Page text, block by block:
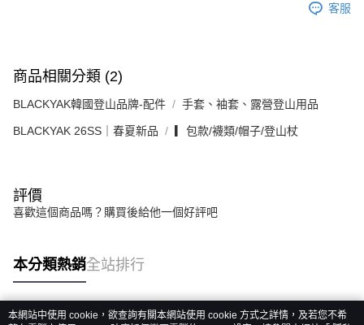
客服
商品相關分類 (2)
BLACKYAK韓國登山品牌-配件 手套、袖套、露營登山用品
BLACKYAK 26SS｜春夏新品 ▎包款/襪類/帽子/登山杖
評價
喜歡這個商品嗎？購買後給他一個好評吧
本分類熱銷全站排行
本網站中使用 cookie，欲查詢有關本網站使用 cookie 方式之詳情，及若您不希